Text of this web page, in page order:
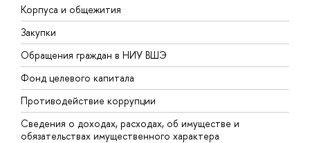
Корпуса и общежития
Закупки
Обращения граждан в НИУ ВШЭ
Фонд целевого капитала
Противодействие коррупции
Сведения о доходах, расходах, об имуществе и
обязательствах имущественного характера